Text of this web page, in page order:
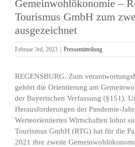
Gemeinwohlökonomie –
Tourismus GmbH zum
ausgezeichnet
Februar 3rd, 2023 Pressemitteilung
REGENSBURG. Zum
gehört die Orientierung am
der Bayerischen Verfassung (§151).
Herausforderungen der Pandemie-
Werteorientiertes Wirtschaften lohnt
Tourismus GmbH (RTG) hat für die
2021 ihre zweite